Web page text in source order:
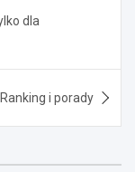
dla
i porady